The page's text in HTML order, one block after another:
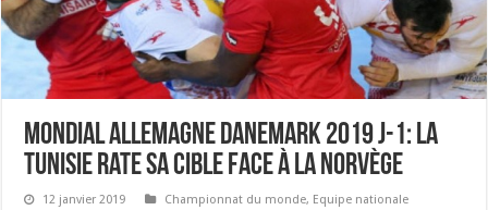
Mondial Allemagne Danemark 2019 J-1: la
Tunisie rate sa cible face à la Norvège
12 janvier 2019 Championnat du monde, Equipe nationale